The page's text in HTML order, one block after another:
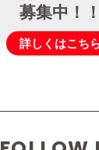
募集中！！
詳しくはこち